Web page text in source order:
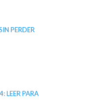
PERDER
LEER PARA